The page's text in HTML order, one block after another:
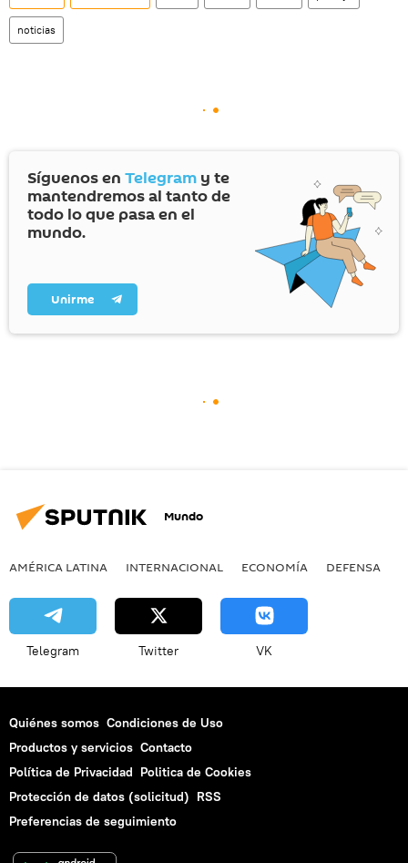
noticias
Síguenos en Telegram y te
mantendremos al tanto de
todo lo que pasa en el
mundo.
Unirme
Mundo
AMÉRICA LATINA INTERNACIONAL ECONOMÍA DEFENSA
Telegram Twitter VK
Quiénes somos Condiciones de Uso
Productos y servicios Contacto
Política de Privacidad Politica de Cookies
Protección de datos (solicitud) RSS
Preferencias de seguimiento